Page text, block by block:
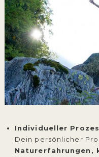
Individueller
Dein persönlicher
Naturerfahrungen,